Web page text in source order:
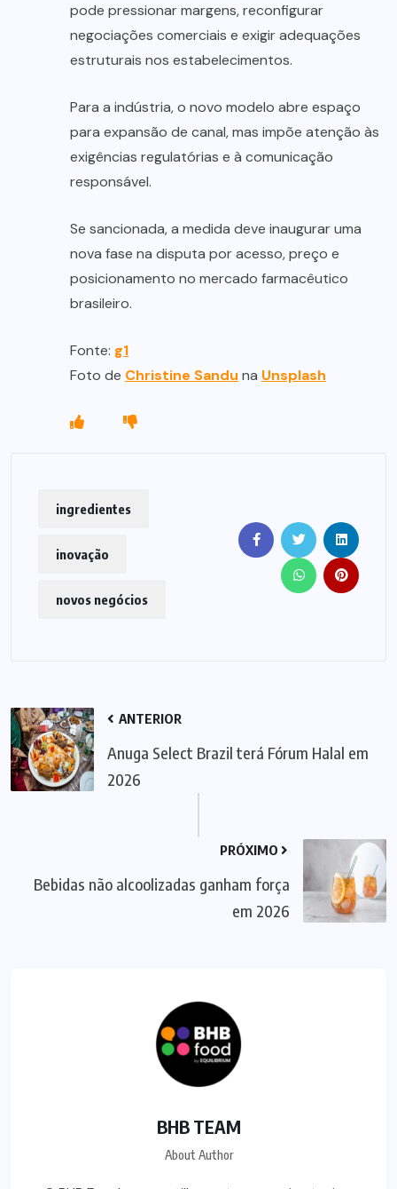
pode pressionar margens, reconfigurar
negociações comerciais e exigir adequações
estruturais nos estabelecimentos.
Para a indústria, o novo modelo abre espaço
para expansão de canal, mas impõe atenção às
exigências regulatórias e à comunicação
responsável.
Se sancionada, a medida deve inaugurar uma
nova fase na disputa por acesso, preço e
posicionamento no mercado farmacêutico
brasileiro.
Fonte: g1
Foto de Christine Sandu na Unsplash
ingredientes
inovação
novos negócios
ANTERIOR
Anuga Select Brazil terá Fórum Halal em
2026
PRÓXIMO
Bebidas não alcoolizadas ganham força
em 2026
BHB TEAM
About Author